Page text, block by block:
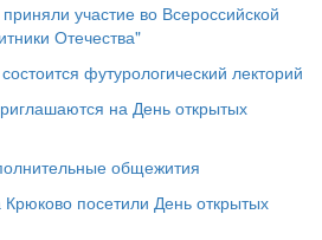
участие во Всероссийской
Отечества"
футурологический лекторий
на День открытых
общежития
посетили День открытых